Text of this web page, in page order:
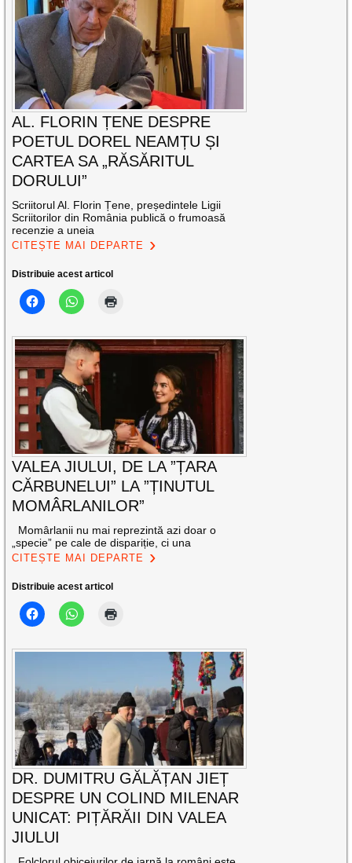
AL. FLORIN ȚENE DESPRE
POETUL DOREL NEAMȚU ȘI
CARTEA SA „RĂSĂRITUL
DORULUI”
Scriitorul Al. Florin Țene, președintele Ligii
Scriitorilor din România publică o frumoasă
recenzie a uneia
CITEȘTE MAI DEPARTE
Distribuie acest articol
VALEA JIULUI, DE LA ”ȚARA
CĂRBUNELUI” LA ”ȚINUTUL
MOMÂRLANILOR”
Momârlanii nu mai reprezintă azi doar o
„specie” pe cale de dispariție, ci una
CITEȘTE MAI DEPARTE
Distribuie acest articol
DR. DUMITRU GĂLĂȚAN JIEȚ
DESPRE UN COLIND MILENAR
UNICAT: PIȚĂRĂII DIN VALEA
JIULUI